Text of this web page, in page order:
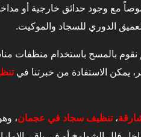
مع وجود حدائق خارجية أو
الدوري للسجاد والموكيت.
نقوم بالمسح باستخدام منظفات
يمكن الاستفادة من خبرتنا في
،تنظيف سجاد في عجمان،